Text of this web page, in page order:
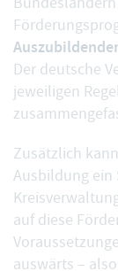
Der deutsche
jeweiligen
Zusätzlich
Ausbildung ein
auf diese
auswärts –